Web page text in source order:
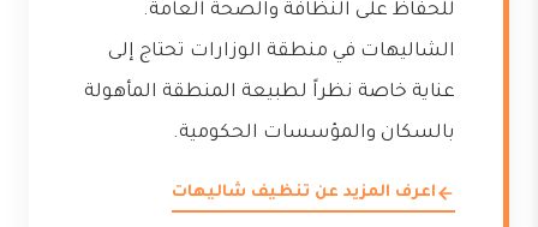
للحفاظ على النظافة والصحة العامة.
الشاليهات في منطقة الوزارات تحتاج إلى
عناية خاصة نظراً لطبيعة المنطقة المأهولة
بالسكان والمؤسسات الحكومية.
اعرف المزيد عن تنظيف شاليهات